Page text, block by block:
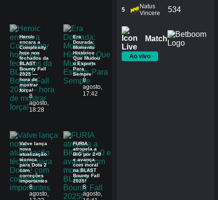
Heroic
encara a
Complexity
hoje nos
fechados da
BLAST
Bounty Fall
2025 —
hora de
mostrar
força!
8
agosto,
18:28
Era
Dourada:
Momento
Histórico
Que Mudou
o Esports
Para
Sempre
8
agosto,
17:42
Valve lança
nova
atualização
técnica
para Dota 2
com
correções
importantes
8
agosto,
FURIA
atropela a
BIG por 2×0
e avança
com moral
na BLAST
Bounty Fall
2025!
8
agosto,
5
Natus
Vincere
534
Match
Ao vivo